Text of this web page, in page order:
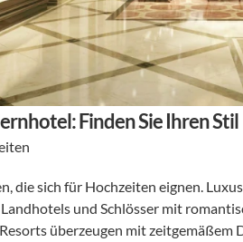
Finden Sie Ihren Stil
die sich für Hochzeiten eignen.
und Schlösser mit
überzeugen mit zeitgemäßem